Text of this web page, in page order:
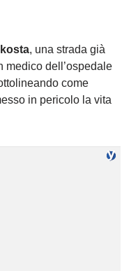
, una strada già
medico dell’ospedale
come
in pericolo la vita